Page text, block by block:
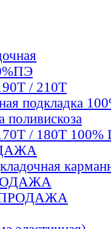
/ 210Т
подкладка
поливискоза
/ 180Т 100%